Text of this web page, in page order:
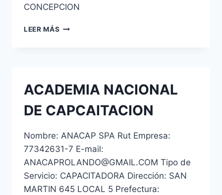
CONCEPCION
LEER MÁS RP
ACADEMIA NACIONAL
DE CAPCAITACION
Nombre: ANACAP SPA Rut Empresa:
77342631-7 E-mail:
ANACAPROLANDO@GMAIL.COM Tipo de
Servicio: CAPACITADORA Dirección: SAN
MARTIN 645 LOCAL 5 Prefectura: